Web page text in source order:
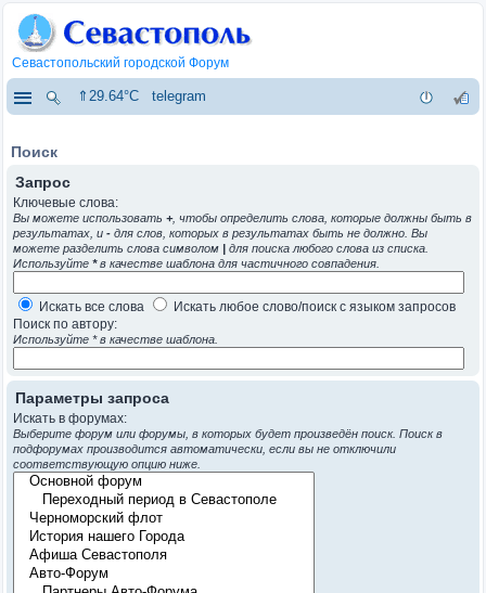
Севастопольский городской Форум
⇑29.64°C telegram
Поиск
Запрос
Ключевые слова:
Вы можете использовать +, чтобы определить слова, которые должны быть в
результатах, и - для слов, которых в результатах быть не должно. Вы
можете разделить слова символом | для поиска любого слова из списка.
Используйте *в качестве шаблона для частичного совпадения.
Искать все слова
Искать любое слово/поиск с языком запросов
Поиск по автору:
Используйте * в качестве шаблона.
Параметры запроса
Искать в форумах:
Выберите форум или форумы, в которых будет произведён поиск. Поиск в
подфорумах производится автоматически, если вы не отключили
соответствующую опцию ниже.